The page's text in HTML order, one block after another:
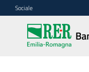
Vai al contenuto
Vai alla navigazione
Vai al footer
Sociale
Bambini